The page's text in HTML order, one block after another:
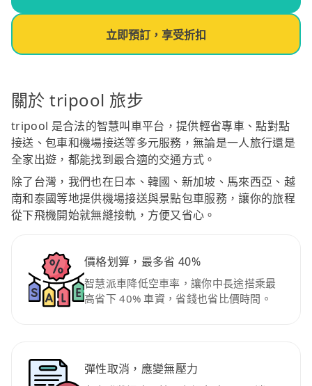
立即預訂，享受折扣
關於 tripool 旅步
tripool 是合法的智慧叫車平台，提供輕省專車、點對點
接送、包車和機場接送等多元服務，無論是一人旅行還是
全家出遊，都能找到最合適的交通方式。
除了台灣，我們也在日本、韓國、新加坡、馬來西亞、越
南和泰國等地提供機場接送與景點包車服務，讓你的旅程
從下飛機開始就無縫接軌，方便又省心。
價格划算，最多省 40%
智慧派車降低空車率，讓你中長途搭乘最
高省下 40% 車資，省錢也省比價時間。
彈性取消，應變無壓力